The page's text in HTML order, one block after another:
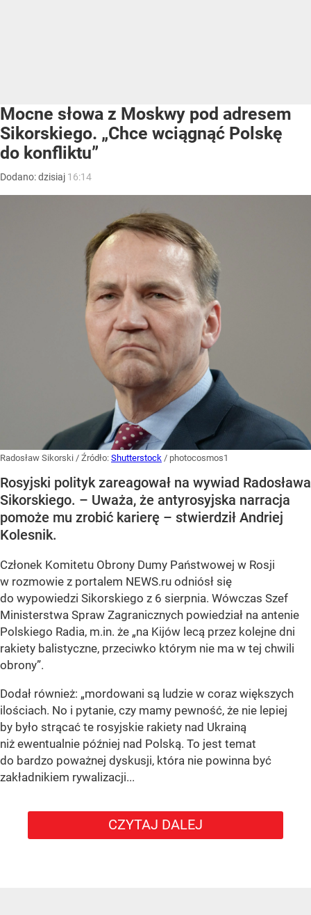
Mocne słowa z Moskwy pod adresem
Sikorskiego. „Chce wciągnąć Polskę
do konfliktu”
Dodano:dzisiaj 16:14
Radosław Sikorski / Źródło: Shutterstock / photocosmos1
Rosyjski polityk zareagował na wywiad Radosława
Sikorskiego. – Uważa, że antyrosyjska narracja
pomoże mu zrobić karierę – stwierdził Andriej
Kolesnik.
Członek Komitetu Obrony Dumy Państwowej w Rosji
w rozmowie z portalem NEWS.ru odniósł się
do wypowiedzi Sikorskiego z 6 sierpnia. Wówczas Szef
Ministerstwa Spraw Zagranicznych powiedział na antenie
Polskiego Radia, m.in. że „na Kijów lecą przez kolejne dni
rakiety balistyczne, przeciwko którym nie ma w tej chwili
obrony”.
Dodał również: „mordowani są ludzie w coraz większych
ilościach. No i pytanie, czy mamy pewność, że nie lepiej
by było strącać te rosyjskie rakiety nad Ukrainą
niż ewentualnie później nad Polską. To jest temat
do bardzo poważnej dyskusji, która nie powinna być
zakładnikiem rywalizacji...
CZYTAJ DALEJ